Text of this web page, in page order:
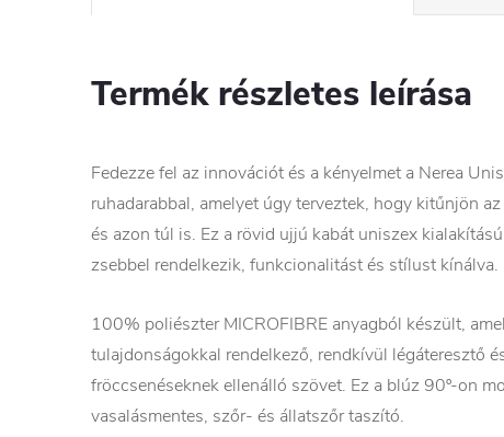
Termék részletes leírása
Fedezze fel az innovációt és a kényelmet a Nerea
ruhadarabbal, amelyet úgy terveztek, hogy kitűnjön
és azon túl is. Ez a rövid ujjú kabát uniszex
zsebbel rendelkezik, funkcionalitást és stílust kínálva.
100% poliészter MICROFIBRE anyagból készült,
tulajdonságokkal rendelkező, rendkívül légáteresztő
fröccsenéseknek ellenálló szövet. Ez a blúz 90º-on
vasalásmentes, szőr- és állatszőr taszító.